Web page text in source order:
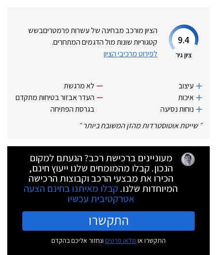
9.4
ציון גיר
הציון מורכב מבחינה של עשרות פרמטריםבשש
קטגוריות שונות מול הדגמים המתחרים.
לפירוט מרכיבי הציון
עיצוב
איכות
נוחות נסיעה
לא מרגשת
העדר אבזור בטיחות מתקדם
בגרסת הפתיחה
״שייטת אוטוסטרדות מהזן המשובח ביותר״
מעוניינים ברכישת רכב? הגעתם למקום
הנכון. קבלו מהמומחים שלנו ייעוץ חינם,
הכירו את מבצעי הרכב וקבוצות הרכישה
המיוחדות שלנו. קבלו מאיתנו בחינם הצעה
אטרקטיבית עכשיו
התקשרו
התקשרו או מלאו פרטים ונחזור אליכם בהקדם